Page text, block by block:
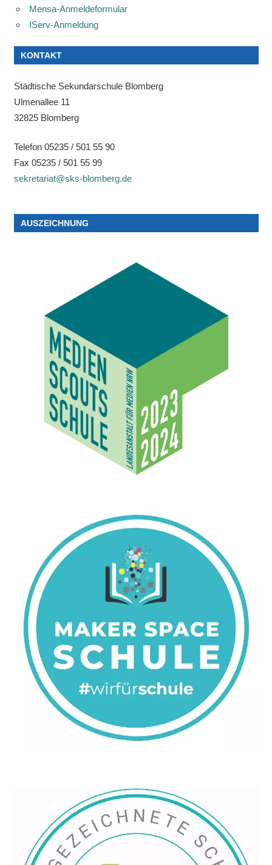
Mensa-Anmeldeformular
IServ-Anmeldung
KONTAKT
Städtische Sekundarschule Blomberg
Ulmenallee 11
32825 Blomberg
Telefon 05235 / 501 55 90
Fax 05235 / 501 55 99
sekretariat@sks-blomberg.de
AUSZEICHNUNG